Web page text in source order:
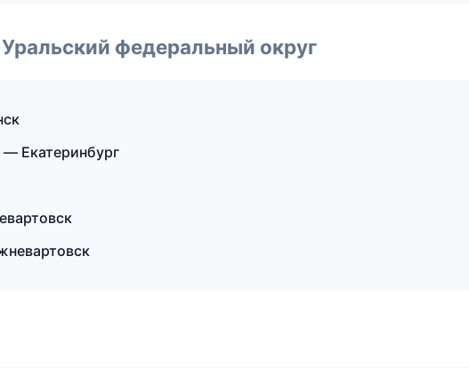
федеральный округ
Екатеринбург